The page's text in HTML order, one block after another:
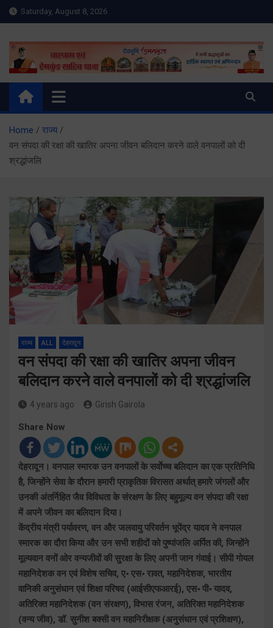
Skip
to
Saturday, August 8, 2026
Meru Raibar | Uttarakhand
News | Uttarkashi News
meruraibar.com
Home
राज्य
वन संपदा की रक्षा की खातिर अपना जीवन बलिदान करने वाले वनपालों को दी
श्रद्धांजलि
राज्य ALL देहरादून
वन संपदा की रक्षा की खातिर अपना जीवन
बलिदान करने वाले वनपालों को दी श्रद्धांजलि
4 years ago Girish Gairola
Share Now
देहरादून। वनपाल स्मारक उन वनपालों के सर्वाेच्च बलिदान का एक प्रतिनिधि
है, जिन्होंने सेवा के दौरान हमारी प्राकृतिक विरासत अर्थात् हमारे जंगलों और
उनकी अंतर्निहित जैव विविधता के संरक्षण के लिए बहुमूल्य वन संपदा की रक्षा
में अपने जीवन का बलिदान दिया।
केंद्रीय मंत्री पर्यावरण, वन और जलवायु परिवर्तन भूपेंद्र यादव ने वनपाल
स्मारक का दौरा किया और उन सभी शहीदों को पुष्पांजलि अर्पित की, जिन्होंने
मूल्यवान वनों ओर वन्यजीवों की सुरक्षा के लिए अपनी जान गंवाई। सीपी गोयल
महानिदेशक वन एवं विशेष सचिव, ए॰ एस॰ रावत, महानिदेशक, भारतीय
वानिकी अनुसंधान एवं शिक्षा परिषद (आईसीएफआरई), एस॰ पी॰ यादव,
अतिरिक्त महानिदेशक (वन संरक्षण), विभास रंजन, अतिरिक्त महानिदेशक
(वन्य जीव), डॉ. सुनीश बक्सी वन महानिरीक्षक (अनुसंधान एवं प्रशिक्षण),